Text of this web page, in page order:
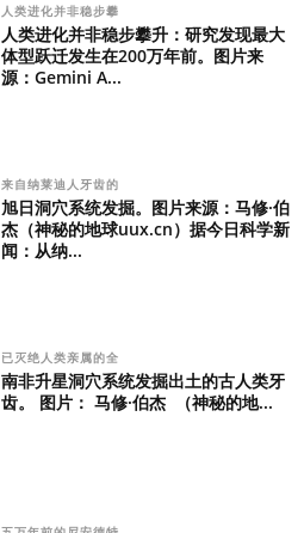
人类进化并非稳步攀
人类进化并非稳步攀升：研究发现最大
体型跃迁发生在200万年前。图片来
源：Gemini A...
来自纳莱迪人牙齿的
旭日洞穴系统发掘。图片来源：马修·伯
杰（神秘的地球uux.cn）据今日科学新
闻：从纳...
已灭绝人类亲属的全
南非升星洞穴系统发掘出土的古人类牙
齿。 图片： 马修·伯杰 （神秘的地...